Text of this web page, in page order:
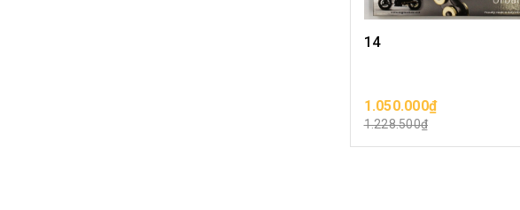
14
1.050.000₫
1.228.500₫
CHỌN SẢN PHẨM